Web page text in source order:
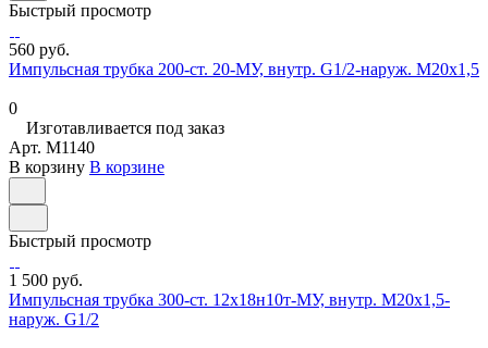
Быстрый просмотр
560 руб.
Импульсная трубка 200-ст. 20-МУ, внутр. G1/2-наруж. М20х1,5
0
Изготавливается под заказ
Арт. M1140
В корзину В корзине
Быстрый просмотр
1 500 руб.
Импульсная трубка 300-ст. 12х18н10т-МУ, внутр. М20х1,5-
наруж. G1/2